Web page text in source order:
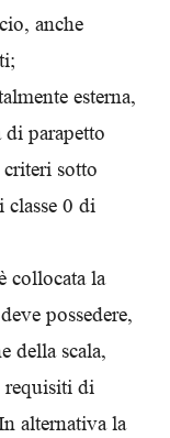
anche
esterna,
parapetto
criteri sotto
classe 0 di
collocata la
possedere,
della scala,
requisiti di
alternativa la